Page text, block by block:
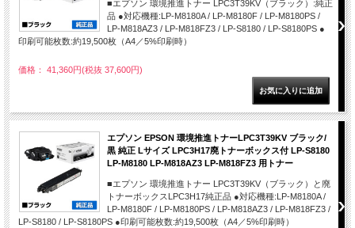
■エプソン 環境推進トナー LPC3T39KV（ブラック）:純正
品 ●対応機種:LP-M8180A / LP-M8180F / LP-M8180PS /
LP-M818AZ3 / LP-M818FZ3 / LP-S8180 / LP-S8180PS ●
印刷可能枚数:約19,500枚（A4／5%印刷時）
価格： 41,360円(税抜 37,600円)
エプソン EPSON 環境推進トナーLPC3T39KV ブラック/
黒 純正 Lサイズ LPC3H17廃トナーボックス付 LP-S8180
LP-M8180 LP-M818AZ3 LP-M818FZ3 用トナー
■エプソン 環境推進トナー LPC3T39KV（ブラック）と廃
トナーボックスLPC3H17純正品 ●対応機種:LP-M8180A /
LP-M8180F / LP-M8180PS / LP-M818AZ3 / LP-M818FZ3 /
LP-S8180 / LP-S8180PS ●印刷可能枚数:約19,500枚（A4／5%印刷時）